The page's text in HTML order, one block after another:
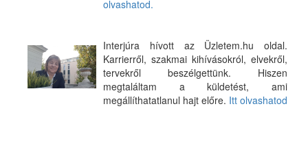
olvashatod.
Interjúra hívott az Üzletem.hu oldal.
Karrierről, szakmai kihívásokról, elvekről,
tervekről beszélgettünk. Hiszen
megtaláltam a küldetést, ami
megállíthatatlanul hajt előre. Itt olvashatod